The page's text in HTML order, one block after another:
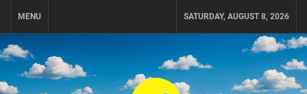
MENU SATURDAY, AUGUST 8, 2026